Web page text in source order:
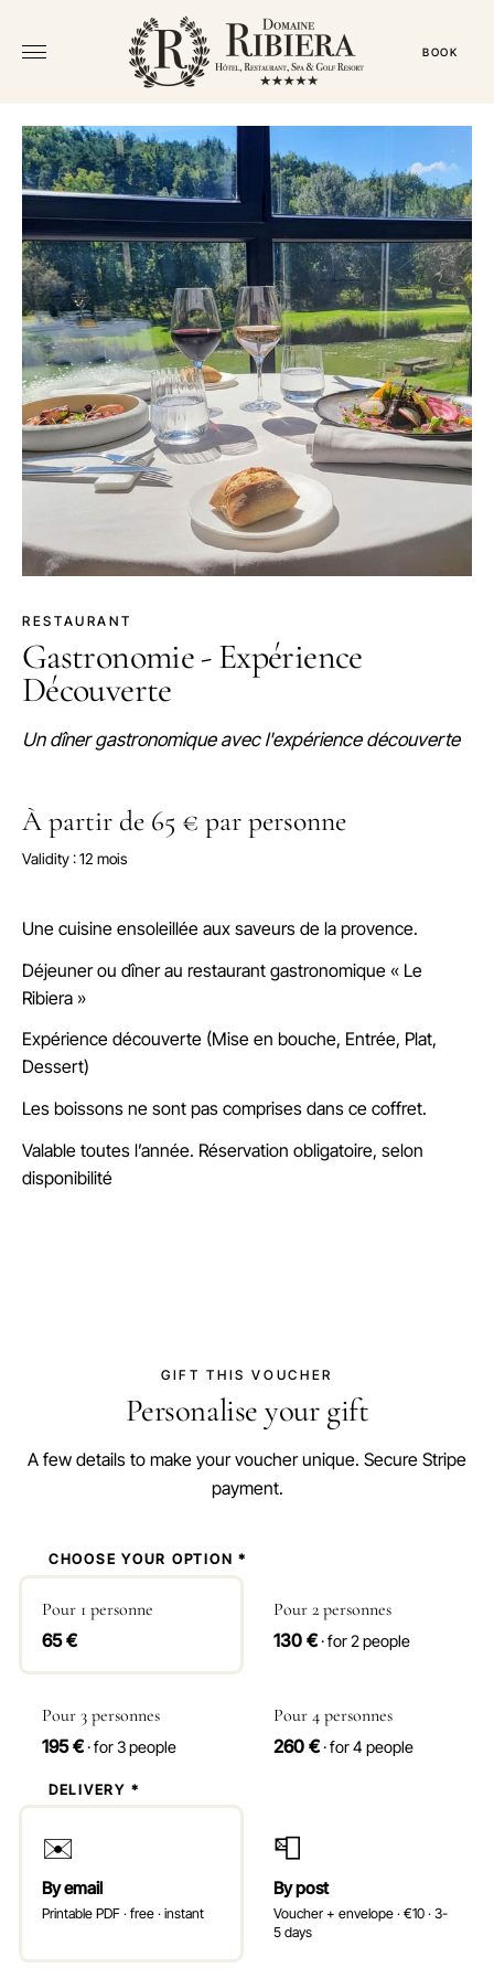
BOOK
← ALL VOUCHERS
RESTAURANT
Gastronomie - Expérience
Découverte
Un dîner gastronomique avec l'expérience découverte
À partir de 65 € par personne
Validity : 12 mois
Une cuisine ensoleillée aux saveurs de la provence.
Déjeuner ou dîner au restaurant gastronomique « Le
Ribiera »
Expérience découverte (Mise en bouche, Entrée, Plat,
Dessert)
Les boissons ne sont pas comprises dans ce coffret.
Valable toutes l’année. Réservation obligatoire, selon
disponibilité
GIFT THIS VOUCHER
Personalise your gift
A few details to make your voucher unique. Secure Stripe
payment.
CHOOSE YOUR OPTION *
Pour 1 personne
65 €
Pour 2 personnes
130 € · for 2 people
Pour 3 personnes
195 € · for 3 people
Pour 4 personnes
260 € · for 4 people
DELIVERY *
✉️
By email
Printable PDF · free · instant
📮
By post
Voucher + envelope · €10 · 3-
5 days